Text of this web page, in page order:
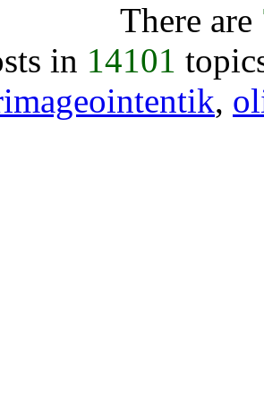
There are
in 14101
,